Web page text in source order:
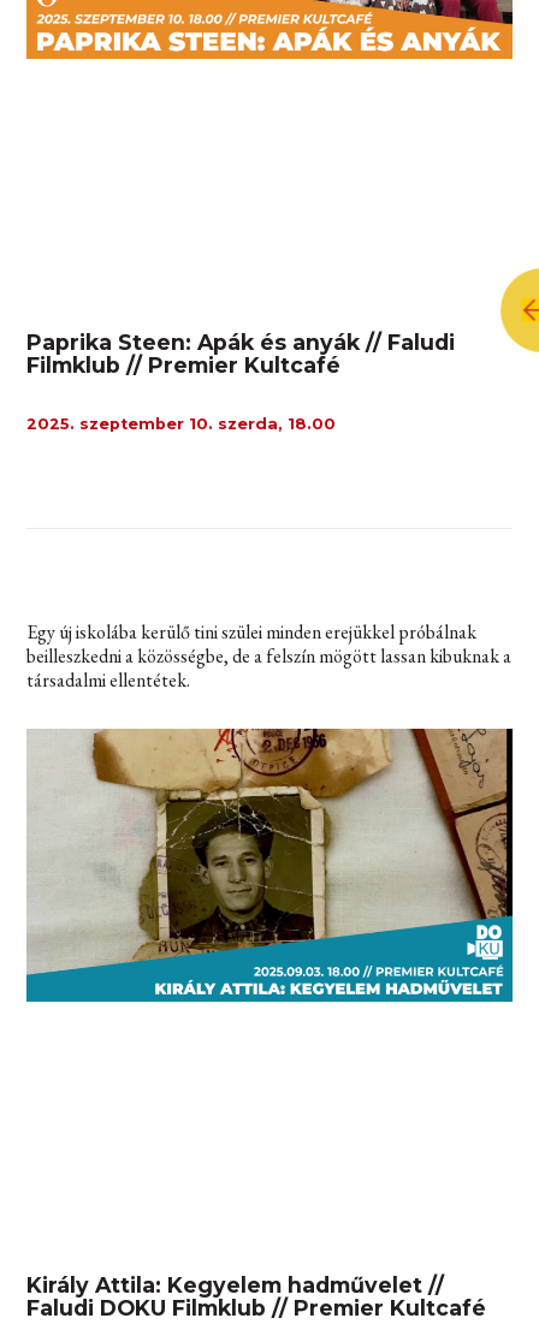
Paprika Steen: Apák és anyák // Faludi
Filmklub // Premier Kultcafé
2025. szeptember 10. szerda, 18.00
Egy új iskolába kerülő tini szülei minden erejükkel próbálnak
beilleszkedni a közösségbe, de a felszín mögött lassan kibuknak a
társadalmi ellentétek.
Király Attila: Kegyelem hadművelet //
Faludi DOKU Filmklub // Premier Kultcafé